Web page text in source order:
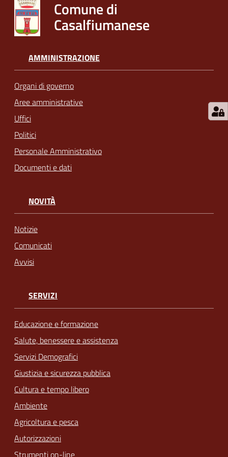
Comune di
Casalfiumanese
AMMINISTRAZIONE
Organi di governo
Aree amministrative
Uffici
Politici
Personale Amministrativo
Documenti e dati
NOVITÀ
Notizie
Comunicati
Avvisi
SERVIZI
Educazione e formazione
Salute, benessere e assistenza
Servizi Demografici
Giustizia e sicurezza pubblica
Cultura e tempo libero
Ambiente
Agricoltura e pesca
Autorizzazioni
Strumenti on-line